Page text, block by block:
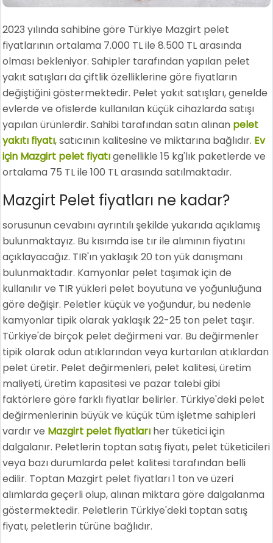
2023 yılında sahibine göre Türkiye Mazgirt pelet
fiyatlarının ortalama 7.000 TL ile 8.500 TL arasında
olması bekleniyor. Sahipler tarafından yapılan pelet
yakıt satışları da çiftlik özelliklerine göre fiyatların
değiştiğini göstermektedir. Pelet yakıt satışları, genelde
evlerde ve ofislerde kullanılan küçük cihazlarda satışı
yapılan ürünlerdir. Sahibi tarafından satın alınan pelet
yakıtı fiyatı, satıcının kalitesine ve miktarına bağlıdır. Ev
için Mazgirt pelet fiyatıgenellikle 15 kg'lık paketlerde ve
ortalama 75 TL ile 100 TL arasında satılmaktadır.
Mazgirt Pelet fiyatları ne kadar?
sorusunun cevabını ayrıntılı şekilde yukarıda açıklamış
bulunmaktayız. Bu kısımda ise tır ile alımının fiyatını
açıklayacağız. TIR'ın yaklaşık 20 ton yük danışmanı
bulunmaktadır. Kamyonlar pelet taşımak için de
kullanılır ve TIR yükleri pelet boyutuna ve yoğunluğuna
göre değişir. Peletler küçük ve yoğundur, bu nedenle
kamyonlar tipik olarak yaklaşık 22-25 ton pelet taşır.
Türkiye'de birçok pelet değirmeni var. Bu değirmenler
tipik olarak odun atıklarından veya kurtarılan atıklardan
pelet üretir. Pelet değirmenleri, pelet kalitesi, üretim
maliyeti, üretim kapasitesi ve pazar talebi gibi
faktörlere göre farklı fiyatlar belirler. Türkiye'deki pelet
değirmenlerinin büyük ve küçük tüm işletme sahipleri
vardır ve Mazgirt pelet fiyatları her tüketici için
dalgalanır. Peletlerin toptan satış fiyatı, pelet tüketicileri
veya bazı durumlarda pelet kalitesi tarafından belli
edilir. Toptan Mazgirt pelet fiyatları 1 ton ve üzeri
alımlarda geçerli olup, alınan miktara göre dalgalanma
göstermektedir. Peletlerin Türkiye'deki toptan satış
fiyatı, peletlerin türüne bağlıdır.